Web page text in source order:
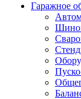
Гаражное